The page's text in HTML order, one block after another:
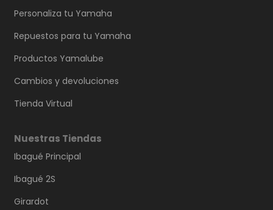
Personaliza tu Yamaha
Repuestos para tu Yamaha
Productos Yamalube
Cambios y devoluciones
Tienda Virtual
Nuestras Tiendas
Ibagué Principal
Ibagué 2S
Girardot